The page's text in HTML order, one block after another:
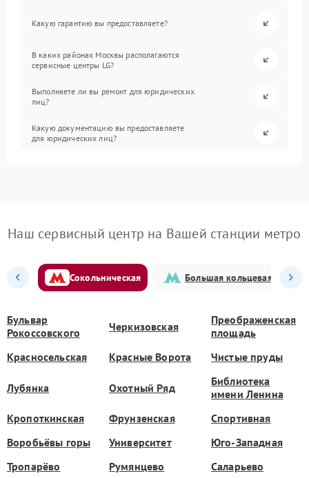
Какую гарантию вы предоставляете?
В каких районах Москвы располагаются
сервисные центры LG?
Выполняете ли вы ремонт для юридических
лиц?
Какую документацию вы предоставляете
для юридических лиц?
Наш сервисный центр на Вашей станции метро
Сокольническая Большая кольцевая
Бульвар
Рокоссовского
Черкизовская
Преображенская
площадь
Красносельская
Красные Ворота Чистые пруды
Лубянка Охотный Ряд
Библиотека
имени Ленина
Кропоткинская
Фрунзенская
Спортивная
Воробьёвы горы
Университет
Юго-Западная
Тропарёво
Румянцево Саларьево